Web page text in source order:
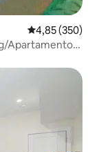
Calificación
4,85 (350)
Apartamento